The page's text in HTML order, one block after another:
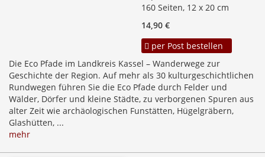
160 Seiten, 12 x 20 cm
14,90 €
per Post bestellen
Die Eco Pfade im Landkreis Kassel – Wanderwege zur
Geschichte der Region. Auf mehr als 30 kulturgeschichtlichen
Rundwegen führen Sie die Eco Pfade durch Felder und
Wälder, Dörfer und kleine Städte, zu verborgenen Spuren aus
alter Zeit wie archäologischen Funstätten, Hügelgräbern,
Glashütten, ...
mehr